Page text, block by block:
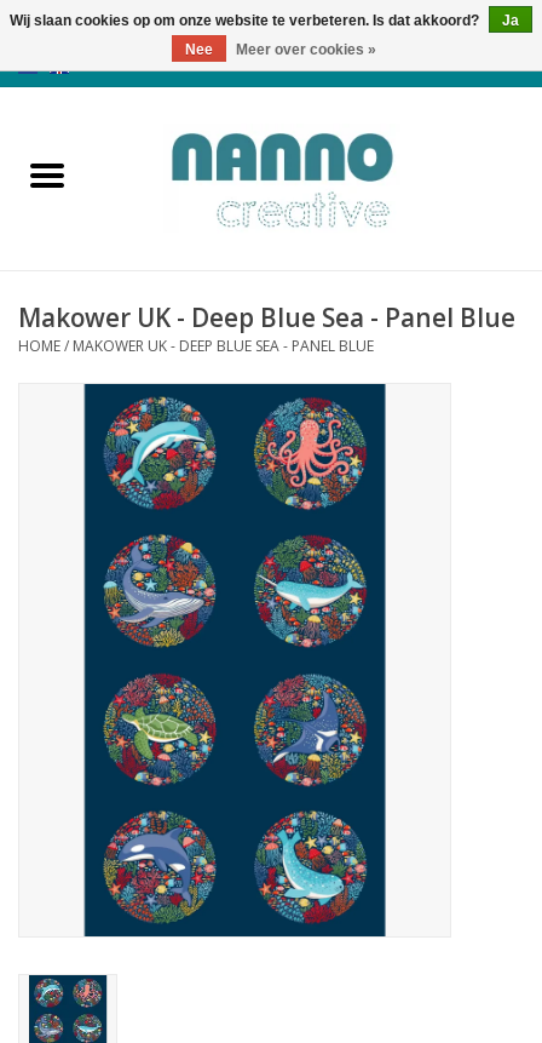
Producten
Nieuws
Herfst & Halloween
Koopjeshoek
Cadeaubonnen
Makower UK - Deep Blue Sea - Panel Blue
HOME/ MAKOWER UK - DEEP BLUE SEA - PANEL BLUE
Wij slaan cookies op om onze website te verbeteren. Is dat akkoord?
Ja
Nee
Meer over cookies »